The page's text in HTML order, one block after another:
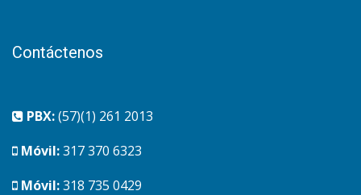
Contáctenos
PBX:(57)(1) 261 2013
Móvil:317 370 6323
Móvil:318 735 0429